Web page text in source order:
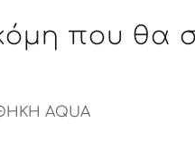
που θα
VIEW